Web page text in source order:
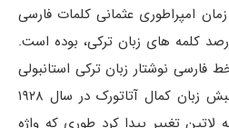
امپراطوری عثمانی کلمات فارسی
حدود ۸۸ درصد کلمه های زبان ترکی، بوده است.
فارسی نوشتار زبان ترکی استانبولی
نیز بود. بعد از جنبش زبان کمال آتاتورک در سال ۱۹۲۸
تغییر پیدا کرد طوری که واژه